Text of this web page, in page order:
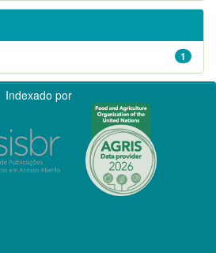
1
Indexado por